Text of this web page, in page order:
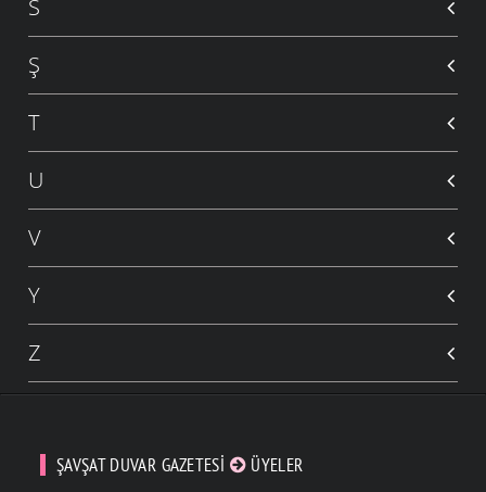
S
Ş
T
U
V
Y
Z
ŞAVŞAT DUVAR GAZETESI ÜYELER